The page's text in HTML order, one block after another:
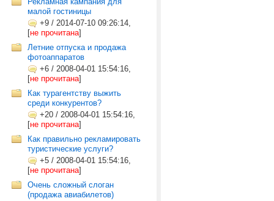
малой гостиницы
+9 / 2014-07-10 09:26:14,
[не прочитана]
Летние отпуска и продажа
фотоаппаратов
+6 / 2008-04-01 15:54:16,
[не прочитана]
Как турагентству выжить
среди конкурентов?
+20 / 2008-04-01 15:54:16,
[не прочитана]
Как правильно рекламировать
туристические услуги?
+5 / 2008-04-01 15:54:16,
[не прочитана]
Очень сложный слоган
(продажа авиабилетов)